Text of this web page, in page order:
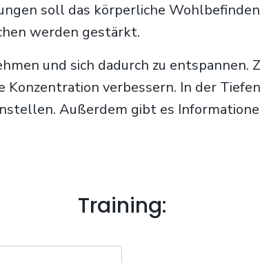
soll das körperliche
werden gestärkt.
und sich dadurch zu
verbessern. In der
Außerdem gibt es
Training: